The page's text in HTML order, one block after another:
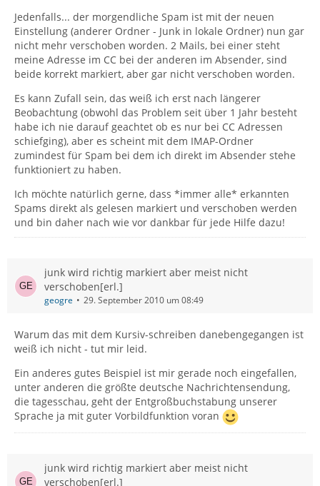
Jedenfalls... der morgendliche Spam ist mit der neuen
Einstellung (anderer Ordner - Junk in lokale Ordner) nun gar
nicht mehr verschoben worden. 2 Mails, bei einer steht
meine Adresse im CC bei der anderen im Absender, sind
beide korrekt markiert, aber gar nicht verschoben worden.
Es kann Zufall sein, das weiß ich erst nach längerer
Beobachtung (obwohl das Problem seit über 1 Jahr besteht
habe ich nie darauf geachtet ob es nur bei CC Adressen
schiefging), aber es scheint mit dem IMAP-Ordner
zumindest für Spam bei dem ich direkt im Absender stehe
funktioniert zu haben.
Ich möchte natürlich gerne, dass *immer alle* erkannten
Spams direkt als gelesen markiert und verschoben werden
und bin daher nach wie vor dankbar für jede Hilfe dazu!
junk wird richtig markiert aber meist nicht
verschoben[erl.]
geogre 29. September 2010 um 08:49
Warum das mit dem Kursiv-schreiben danebengegangen ist
weiß ich nicht - tut mir leid.
Ein anderes gutes Beispiel ist mir gerade noch eingefallen,
unter anderen die größte deutsche Nachrichtensendung,
die tagesschau, geht der Entgroßbuchstabung unserer
Sprache ja mit guter Vorbildfunktion voran
junk wird richtig markiert aber meist nicht
verschoben[erl.]